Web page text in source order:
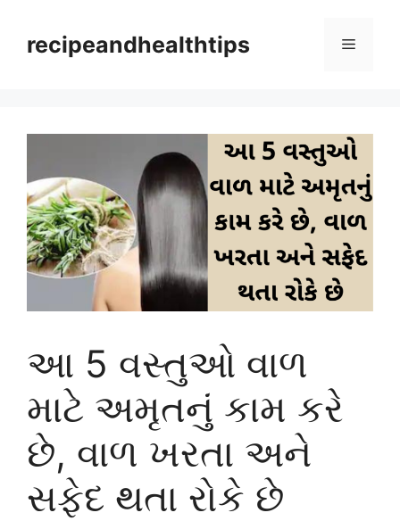
contentrecipeandhealthtips Menu
આ 5 વસ્તુઓ વાળ
માટે અમૃતનું કામ કરે
છે, વાળ ખરતા અને
સફેદ થતા રોકે છે